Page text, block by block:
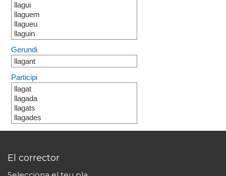
llagui
llaguem
llagueu
llaguin
Gerundi
llagant
Participi
llagat
llagada
llagats
llagades
El corrector